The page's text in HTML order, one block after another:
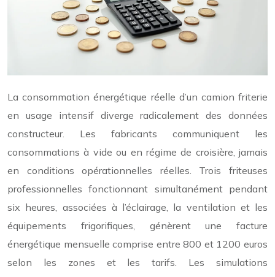
La consommation énergétique réelle d’un camion friterie
en usage intensif diverge radicalement des données
constructeur. Les fabricants communiquent les
consommations à vide ou en régime de croisière, jamais
en conditions opérationnelles réelles. Trois friteuses
professionnelles fonctionnant simultanément pendant
six heures, associées à l’éclairage, la ventilation et les
équipements frigorifiques, génèrent une facture
énergétique mensuelle comprise entre 800 et 1200 euros
selon les zones et les tarifs. Les simulations